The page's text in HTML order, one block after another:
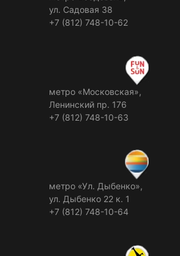
ул. Садовая 38
+7 (812) 748-10-62
метро «Московская»,
Ленинский пр. 176
+7 (812) 748-10-63
метро «Ул. Дыбенко»,
ул. Дыбенко 22 к. 1
+7 (812) 748-10-64